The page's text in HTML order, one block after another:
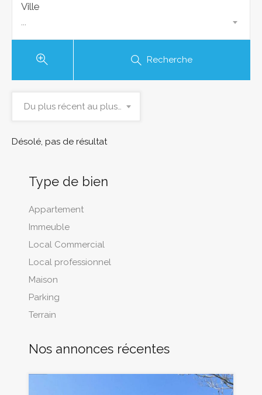
Ville
...
Recherche
Du plus récent au plus ancien
Désolé, pas de résultat
Type de bien
Appartement
Immeuble
Local Commercial
Local professionnel
Maison
Parking
Terrain
Nos annonces récentes